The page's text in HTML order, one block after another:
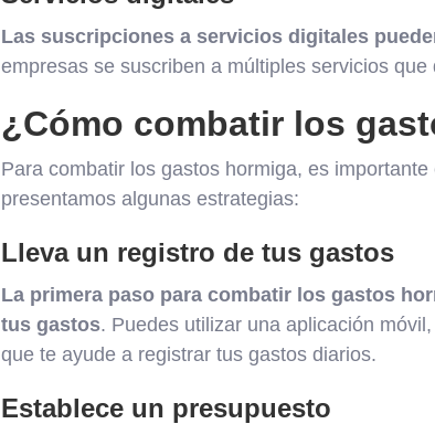
Las suscripciones a servicios digitales
empresas se suscriben a múltiples servicios
¿Cómo combatir los
Para combatir los gastos hormiga, es
presentamos algunas estrategias:
Lleva un registro de tus gastos
La primera paso para combatir los gastos
tus gastos. Puedes utilizar una aplicación
que te ayude a registrar tus gastos diarios.
Establece un presupuesto